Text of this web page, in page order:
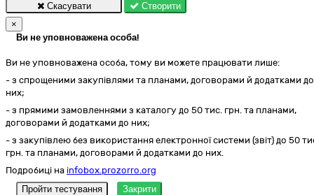
Скасувати
Створити
×
Ви не уповноважена особа!
Ви не уповноважена особа, тому ви можете працювати лише:
- з спрощеними закупівлями та планами, договорами й додатками до
них;
- з прямими замовленнями з каталогу до 50 тис. грн. та планами,
договорами й додатками до них;
- з закупівлею без використання електронної системи (звіт) до 50
грн. та планами, договорами й додатками до них.
Подробиці на infobox.prozorro.org
Пройти тестування
Закрити